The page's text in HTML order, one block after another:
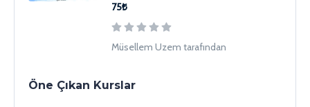
75₺
Müsellem Uzem tarafından
Öne Çıkan Kurslar